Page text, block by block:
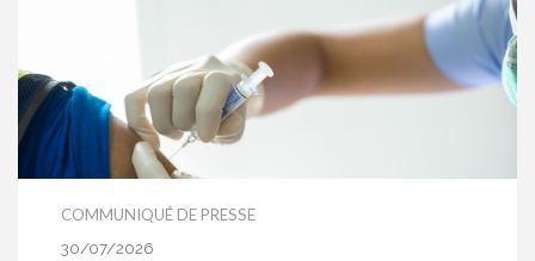
COMMUNIQUÉ DE PRESSE
30/07/2026